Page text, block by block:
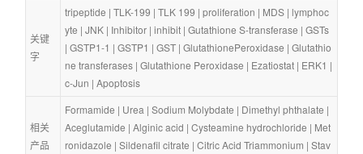
关键
字
tripeptide | TLK-199 | TLK 199 | proliferation | MDS | lymphoc
yte | JNK | Inhibitor | inhibit | Gutathione S-transferase | GSTs
| GSTP1-1 | GSTP1 | GST | GlutathionePeroxidase | Glutathio
ne transferases | Glutathione Peroxidase | Ezatiostat | ERK1
c-Jun | Apoptosis
相关
产品
Formamide | Urea | Sodium Molybdate | Dimethyl phthalate
Aceglutamide | Alginic acid | Cysteamine hydrochloride | Met
ronidazole | Sildenafil citrate | Citric Acid Triammonium | Stav